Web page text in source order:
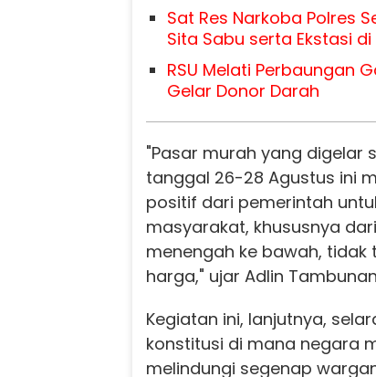
Sat Res Narkoba Polres
Sita Sabu serta Ekstasi
RSU Melati Perbaungan
Gelar Donor Darah
"Pasar murah yang digelar
tanggal 26-28 Agustus ini
positif dari pemerintah
masyarakat, khususnya
menengah ke bawah, tidak
harga," ujar Adlin
Kegiatan ini, lanjutnya,
konstitusi di mana negara
melindungi segenap